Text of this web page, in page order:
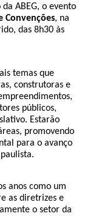
ABEG, o evento
Convenções, na
das 8h30 às
temas que
construtoras e
públicos,
Estarão
promovendo
para o avanço
anos como um
as diretrizes e
o setor da